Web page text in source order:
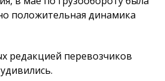
положительная динамика
редакцией перевозчиков